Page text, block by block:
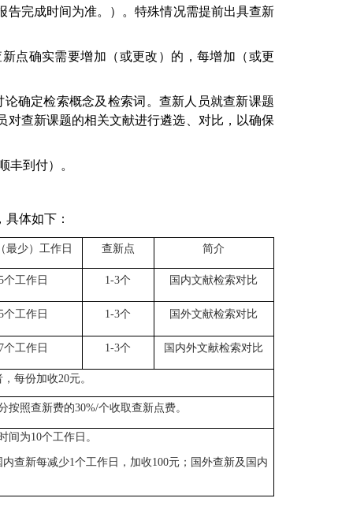
告完成时间为准。）。特殊情况需提前出具查新
点确实需要增加（或更改）的，每增加（或更
确定检索概念及检索词。查新人员就查新课题
查新课题的相关文献进行遴选、对比，以确保
丰到付）。
体如下：
最少）工作日 查新点 简介
个工作日 1-3个 国内文献检索对比
个工作日 1-3个 国外文献检索对比
7个工作日 1-3个 国内外文献检索对比
每份加收20元。
按照查新费的30%/个收取查新点费。
间为10个工作日。
查新每减少1个工作日，加收100元；国外查新及国内